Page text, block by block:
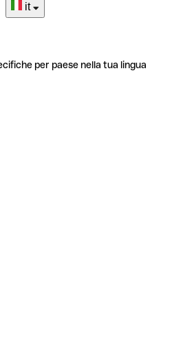
it
per paese nella tua lingua